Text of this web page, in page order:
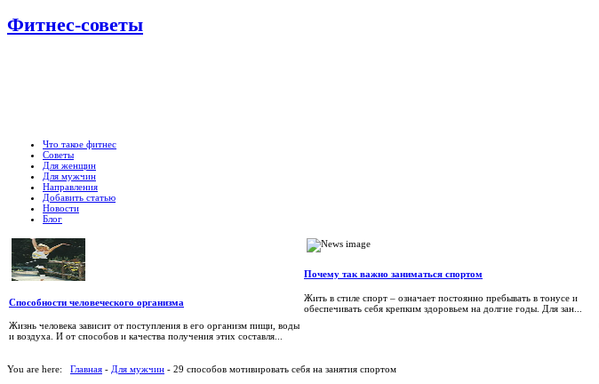
Фитнес-советы
Что такое фитнес
Советы
Для женщин
Для мужчин
Направления
Добавить статью
Новости
Блог
Способности человеческого организма
Жизнь человека зависит от поступления в его организм пищи, воды
и воздуха. И от способов и качества получения этих составля...
Почему так важно заниматься спортом
Жить в стиле спорт – означает постоянно пребывать в тонусе и
обеспечивать себя крепким здоровьем на долгие годы. Для зан...
You are here: Главная - Для мужчин - 29 способов мотивировать себя на занятия спортом